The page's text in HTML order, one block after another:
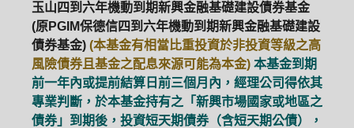
玉山四到六年機動到期新興金融基礎建設債券基金
(原PGIM保德信四到六年機動到期新興金融基礎建設
債券基金) (本基金有相當比重投資於非投資等級之高
風險債券且基金之配息來源可能為本金) 本基金到期
前一年內或提前結算日前三個月內，經理公司得依其
專業判斷，於本基金持有之「新興市場國家或地區之
債券」到期後，投資短天期債券（含短天期公債），